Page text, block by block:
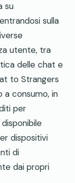
su
sulla
utente, tra
delle chat e
to Strangers
a consumo, in
per
dispositivi
di
dai propri